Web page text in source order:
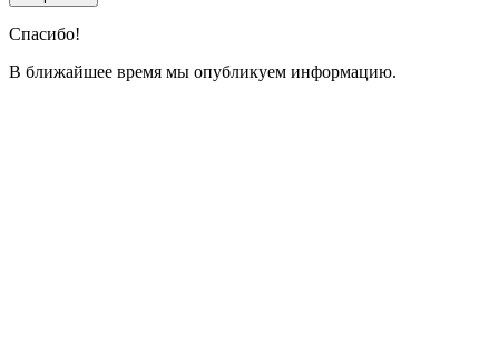
Спасибо!
В ближайшее время мы опубликуем информацию.